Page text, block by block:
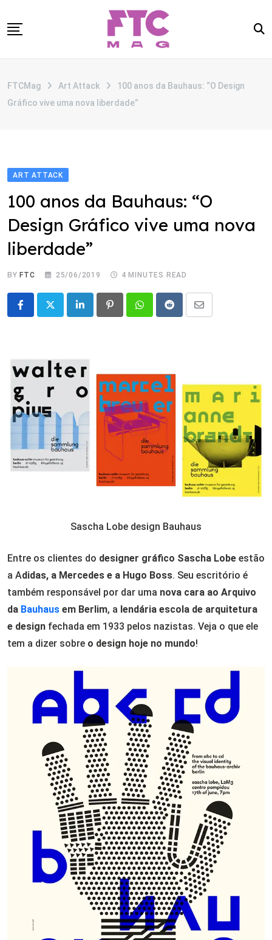
to
CATEGORIAS
FTCMag Art Attack
100 anos da Bauhaus: “O Design
Gráfico vive uma nova liberdade”
ART ATTACK
100 anos da Bauhaus: “O
Design Gráfico vive uma nova
liberdade”
BY FTC 25/06/2019 4 MINUTES READ
LinkedIn PinterestWhatsappRedditShare
Sascha Lobe design Bauhaus
Entre os clientes do designer gráfico Sascha Lobe estão
a Adidas, a Mercedes e a Hugo Boss. Seu escritório é
também responsável por dar uma nova cara ao Arquivo
da Bauhaus em Berlim, a lendária escola de arquitetura
e design fechada em 1933 pelos nazistas. Veja o que ele
tem a dizer sobre o design hoje no mundo!